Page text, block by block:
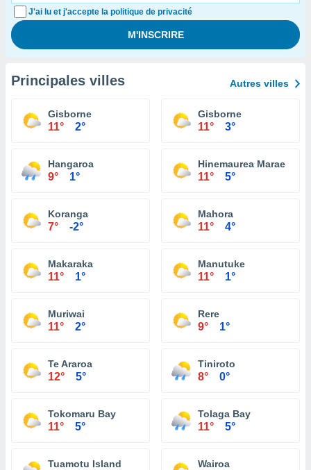
J'ai lu et j'accepte la politique de privacité
Principales villes Autres villes
Gisborne
11° 2°
Gisborne
11° 3°
Hangaroa
9° 1°
Hinemaurea Marae
11° 5°
Koranga
7° -2°
Mahora
11° 4°
Makaraka
11° 1°
Manutuke
11° 1°
Muriwai
11° 2°
Rere
9° 1°
Te Araroa
12° 5°
Tiniroto
8° 0°
Tokomaru Bay
11° 5°
Tolaga Bay
11° 5°
Tuamotu Island Wairoa